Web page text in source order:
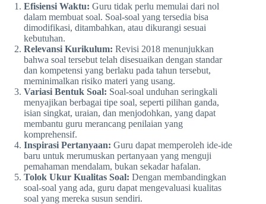
Efisiensi Waktu: Guru tidak perlu memulai dari nol
dalam membuat soal. Soal-soal yang tersedia bisa
dimodifikasi, ditambahkan, atau dikurangi sesuai
kebutuhan.
Relevansi Kurikulum: Revisi 2018 menunjukkan
bahwa soal tersebut telah disesuaikan dengan standar
dan kompetensi yang berlaku pada tahun tersebut,
meminimalkan risiko materi yang usang.
Variasi Bentuk Soal: Soal-soal unduhan seringkali
menyajikan berbagai tipe soal, seperti pilihan ganda,
isian singkat, uraian, dan menjodohkan, yang dapat
membantu guru merancang penilaian yang
komprehensif.
Inspirasi Pertanyaan: Guru dapat memperoleh ide-ide
baru untuk merumuskan pertanyaan yang menguji
pemahaman mendalam, bukan sekadar hafalan.
Tolok Ukur Kualitas Soal: Dengan membandingkan
soal-soal yang ada, guru dapat mengevaluasi kualitas
soal yang mereka susun sendiri.